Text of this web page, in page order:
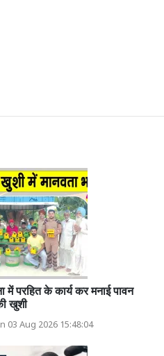
में परहित के कार्य कर मनाई पावन
खुशी
03 Aug 2026 15:48:04